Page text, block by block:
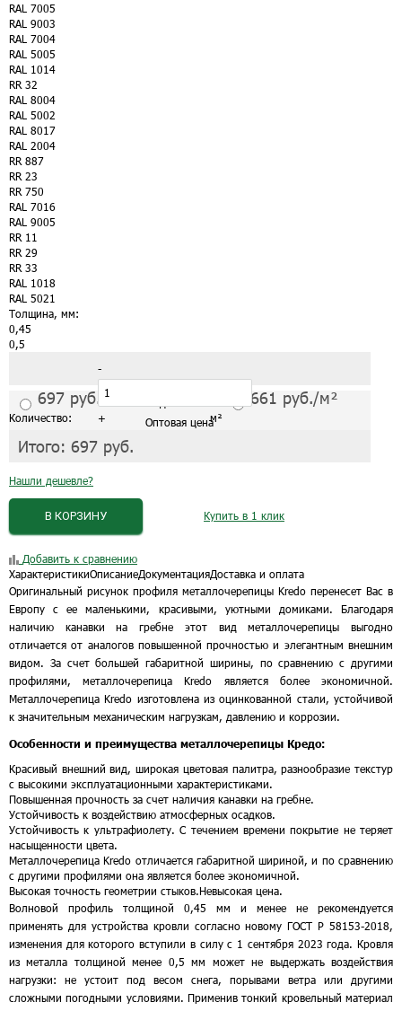
RAL 7005
RAL 9003
RAL 7004
RAL 5005
RAL 1014
RR 32
RAL 8004
RAL 5002
RAL 8017
RAL 2004
RR 887
RR 23
RR 750
RAL 7016
RAL 9005
RR 11
RR 29
RR 33
RAL 1018
RAL 5021
Толщина, мм:
0,45
0,5
Количество:
-
+ м²
697 руб./м² 661 руб./м²
Оптовая цена
Итого: 697 руб.
Нашли дешевле?
Купить в 1 клик
В КОРЗИНУ
Добавить к сравнению
ХарактеристикиОписаниеДокументацияДоставка и оплата
Оригинальный рисунок профиля металлочерепицы Kredo перенесет Вас в
Европу с ее маленькими, красивыми, уютными домиками. Благодаря
наличию канавки на гребне этот вид металлочерепицы выгодно
отличается от аналогов повышенной прочностью и элегантным внешним
видом. За счет большей габаритной ширины, по сравнению с другими
профилями, металлочерепица Kredo является более экономичной.
Металлочерепица Kredo изготовлена из оцинкованной стали, устойчивой
к значительным механическим нагрузкам, давлению и коррозии.
Особенности и преимущества металлочерепицы Кредо:
Красивый внешний вид, широкая цветовая палитра, разнообразие текстур
с высокими эксплуатационными характеристиками.
Повышенная прочность за счет наличия канавки на гребне.
Устойчивость к воздействию атмосферных осадков.
Устойчивость к ультрафиолету. С течением времени покрытие не теряет
насыщенности цвета.
Металлочерепица Kredo отличается габаритной шириной, и по сравнению
с другими профилями она является более экономичной.
Высокая точность геометрии стыков.Невысокая цена.
Волновой профиль толщиной 0,45 мм и менее не рекомендуется
применять для устройства кровли согласно новому ГОСТ Р 58153-2018,
изменения для которого вступили в силу с 1 сентября 2023 года. Кровля
из металла толщиной менее 0,5 мм может не выдержать воздействия
нагрузки: не устоит под весом снега, порывами ветра или другими
сложными погодными условиями. Применив тонкий кровельный материал